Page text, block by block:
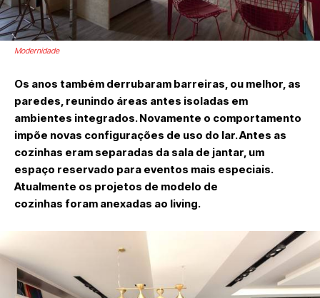
Modernidade
Os anos também derrubaram barreiras, ou melhor, as
paredes, reunindo áreas antes isoladas em
ambientes integrados. Novamente o comportamento
impõe novas configurações de uso do lar. Antes as
cozinhas eram separadas da sala de jantar, um
espaço reservado para eventos mais especiais.
Atualmente os projetos de modelo de
cozinhas foram anexadas ao living.